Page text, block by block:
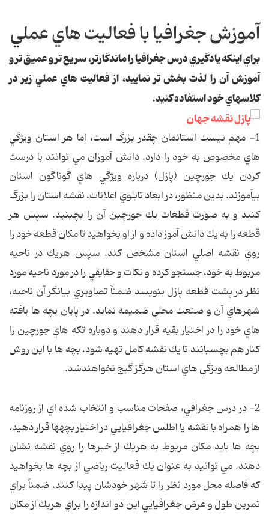
آموزش جغرافيا با فعاليت هاي عملي
براي اينكه يادگيري درس جغرافيا را ماندگارتر، سريع تر و عميق تر و
آموزش آن را لذت بخش تر نماييد، از فعاليت هاي عملي زير در
كلاس‏هاي خود استفاده كنيد.
1- مهم نيست استانمان چقدر بزرگ است، اما هر استان ويژگي
هاي مخصوص به خود را دارد. دانش آموزان مي توانند با درست
كردن يك جورچين (پازل) درباره ويژگي هاي گوناگون استان
بيآموزند. بدين منظور، در ابعاد تابلوي اعلانات، نقشه استان را بزرگ
كنيد و به صورت قطعات يك جورچين آن را بچينيد. سپس هر
قطعه را به يك دانش آموز داده و از او بخواهيد تا مكان قطعه خود را
روي نقشه اصلي استان مشخص كند. سپس هريك در ناحيه
مربوط به خود، جستجو كرده و نكات و حقايقي را در مورد ناحيه مورد
نظر در پشت قطعه پازل بنويسد ضمناً تصاويري بيانگر آن ناحيه،
شهرهاي آن و صنعت محلي ضميمه نمايد. در پايان بچه ها يافته
هاي خود را در اختيار بقيه قرار دهند و دوباره تكه هاي جورچين را
كنار هم بچسبانند تا يك نقشه كامل تهيه شود. بچه ها با اين روش
از مطالعه ويژگي هاي استان هرگز گيج نخواهندشد.
2- در درس جغرافي، صفحات مناسب و انتخاب شده اي از روزنامه
ها را همراه با نقشه يا اطلس جغرافيايي در اختيار بچه‏ها قرار دهيد.
بچه ها بايد مكان مربوط به هريك از خبرها را روي نقشه نشان
دهند. مي توانيد به عنوان يك فعاليت رياضي از بچه ها بخواهيد
كه فاصله محل مورد نظر را تا شهر خودشان پيدا كنند. ضمناً براي
تمرين طول و عرض جغرافيايي اين دو اندازه را براي هريك از مكان